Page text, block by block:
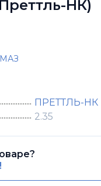
НК)
ПРЕТТЛЬ-НК
2.35